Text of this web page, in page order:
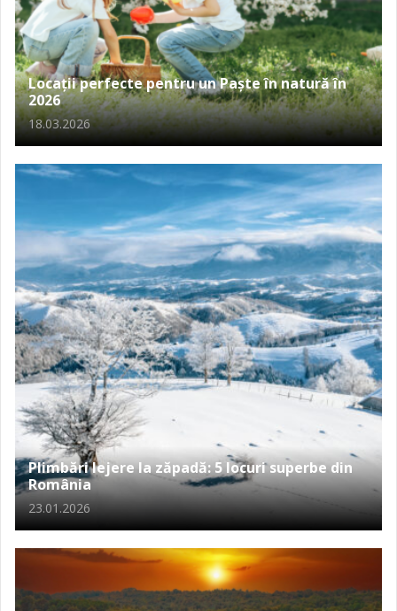
Locații perfecte pentru un Paște în natură în
2026
18.03.2026
Plimbări lejere la zăpadă: 5 locuri superbe din
România
23.01.2026